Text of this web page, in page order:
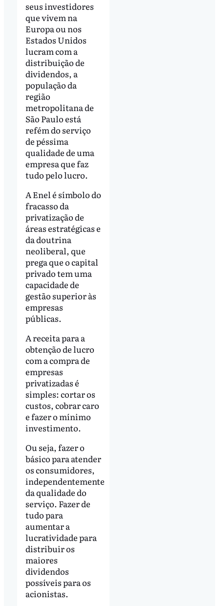
seus investidores
que vivem na
Europa ou nos
Estados Unidos
lucram com a
distribuição de
dividendos, a
população da
região
metropolitana de
São Paulo está
refém do serviço
de péssima
qualidade de uma
empresa que faz
tudo pelo lucro.
A Enel é símbolo do
fracasso da
privatização de
áreas estratégicas e
da doutrina
neoliberal, que
prega que o capital
privado tem uma
capacidade de
gestão superior às
empresas
públicas.
A receita para a
obtenção de lucro
com a compra de
empresas
privatizadas é
simples: cortar os
custos, cobrar caro
e fazer o mínimo
investimento.
Ou seja, fazer o
básico para atender
os consumidores,
independentemente
da qualidade do
serviço. Fazer de
tudo para
aumentar a
lucratividade para
distribuir os
maiores
dividendos
possíveis para os
acionistas.